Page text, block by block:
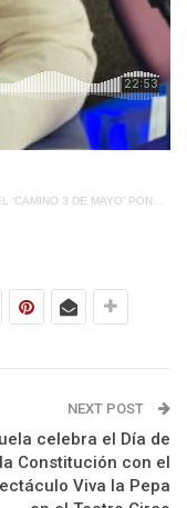
MAYO’ PONE A ABANILLA A LA VANGUARDIA
NEXT POST
celebra el Día de
la Constitución con el
Viva la Pepa